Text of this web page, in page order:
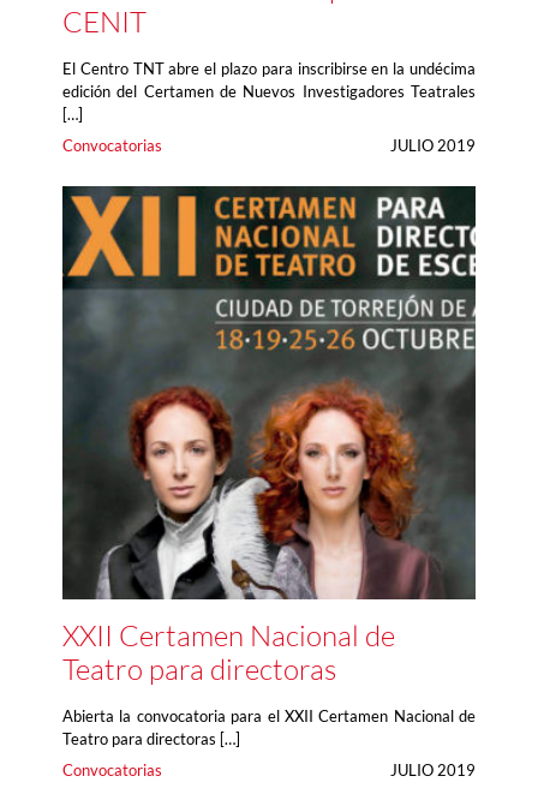
CENIT
El Centro TNT abre el plazo para inscribirse en la undécima
edición del Certamen de Nuevos Investigadores Teatrales
[…]
Convocatorias
JULIO 2019
XXII Certamen Nacional de
Teatro para directoras
Abierta la convocatoria para el XXII Certamen Nacional de
Teatro para directoras […]
Convocatorias
JULIO 2019